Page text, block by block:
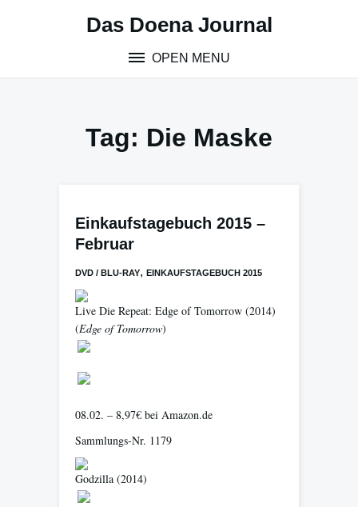
Das Doena Journal
OPEN MENU
Tag: Die Maske
Einkaufstagebuch 2015 –
Februar
DVD / BLU-RAY, EINKAUFSTAGEBUCH 2015
Live Die Repeat: Edge of Tomorrow (2014)
(Edge of Tomorrow)
08.02. – 8,97€ bei Amazon.de
Sammlungs-Nr. 1179
Godzilla (2014)